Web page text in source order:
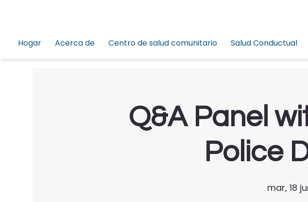
Hogar Acerca de Centro de salud comunitario Salud Conductual
Q&A Panel
Police
mar, 18